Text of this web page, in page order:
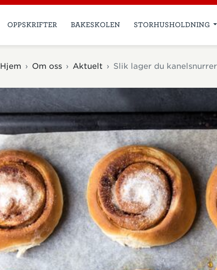
OPPSKRIFTER BAKESKOLEN STORHUSHOLDNING
Hjem Om oss Aktuelt Slik lager du